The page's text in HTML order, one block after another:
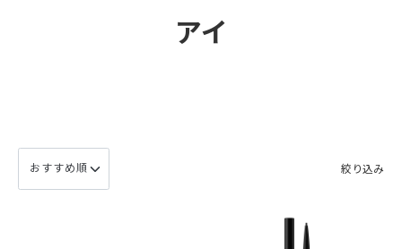
アイ
絞り込み